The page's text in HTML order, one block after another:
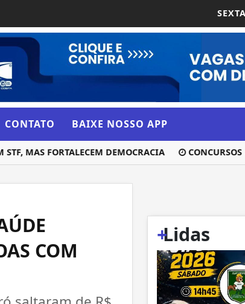
CONTATO BAIXE NOSSO APP
MAS FORTALECEM DEMOCRACIA CONCURSOS
COM
+
Lidas